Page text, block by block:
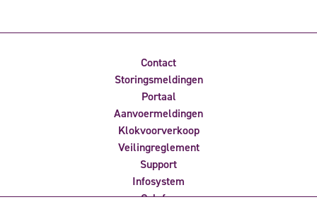
Contact
Storingsmeldingen
Portaal
Aanvoermeldingen
Klokvoorverkoop
Veilingreglement
Support
Infosystem
Colofon